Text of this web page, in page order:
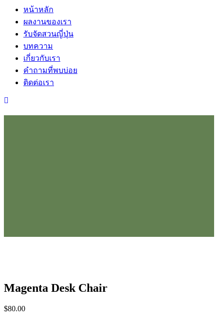
หน้าหลัก
ผลงานของเรา
รับจัดสวนญี่ปุ่น
บทความ
เกี่ยวกับเรา
คำถามที่พบบ่อย
ติดต่อเรา
Magenta Desk Chair
$80.00